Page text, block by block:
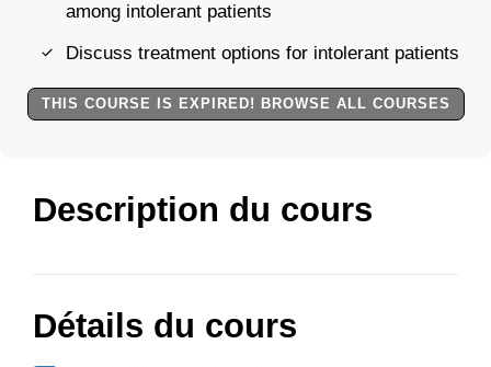
Description du cours
Détails du cours
among intolerant patients
Discuss treatment options for intolerant patients
THIS COURSE IS EXPIRED! BROWSE ALL COURSES